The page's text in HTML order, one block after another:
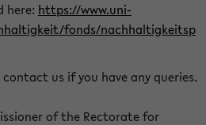
here: https://www.uni-
fonds/nachhaltigkeitsp
us if you have any queries.
of the Rectorate for